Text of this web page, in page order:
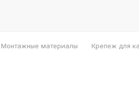
Монтажные материалы Крепеж для